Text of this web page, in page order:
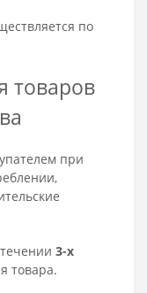
по
товаров
при
3-х
товара.